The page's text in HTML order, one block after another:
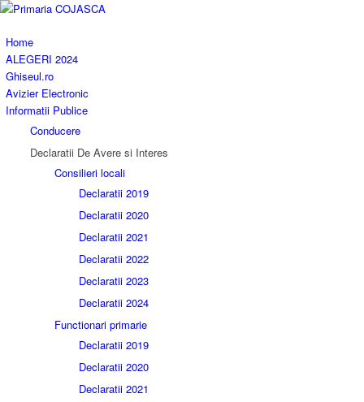
Home
ALEGERI 2024
Ghiseul.ro
Avizier Electronic
Informatii Publice
Conducere
Declaratii De Avere si Interes
Consilieri locali
Declaratii 2019
Declaratii 2020
Declaratii 2021
Declaratii 2022
Declaratii 2023
Declaratii 2024
Functionari primarie
Declaratii 2019
Declaratii 2020
Declaratii 2021